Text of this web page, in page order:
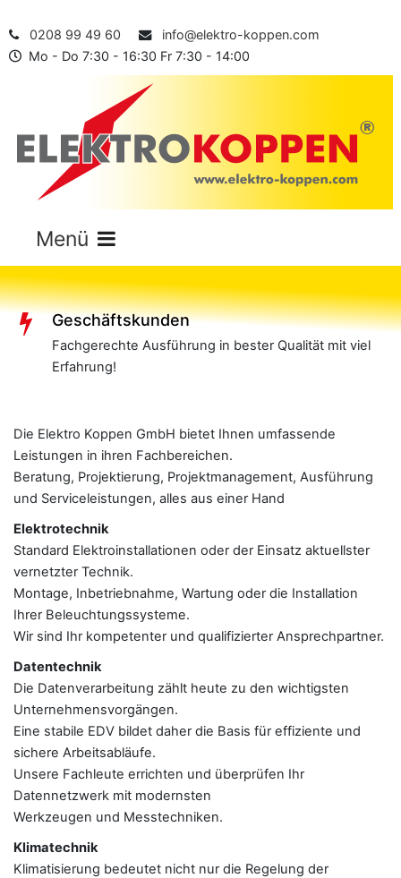
0208 99 49 60
info@elektro-koppen.com
Mo - Do 7:30 - 16:30 Fr 7:30 - 14:00
Geschäftskunden
Fachgerechte Ausführung in bester Qualität mit viel
Erfahrung!
Die Elektro Koppen GmbH bietet Ihnen umfassende
Leistungen in ihren Fachbereichen.
Beratung, Projektierung, Projektmanagement, Ausführung
und Serviceleistungen, alles aus einer Hand
Elektrotechnik
Standard Elektroinstallationen oder der Einsatz aktuellster
vernetzter Technik.
Montage, Inbetriebnahme, Wartung oder die Installation
Ihrer Beleuchtungssysteme.
Wir sind Ihr kompetenter und qualifizierter Ansprechpartner.
Datentechnik
Die Datenverarbeitung zählt heute zu den wichtigsten
Unternehmensvorgängen.
Eine stabile EDV bildet daher die Basis für effiziente und
sichere Arbeitsabläufe.
Unsere Fachleute errichten und überprüfen Ihr
Datennetzwerk mit modernsten
Werkzeugen und Messtechniken.
Klimatechnik
Klimatisierung bedeutet nicht nur die Regelung der